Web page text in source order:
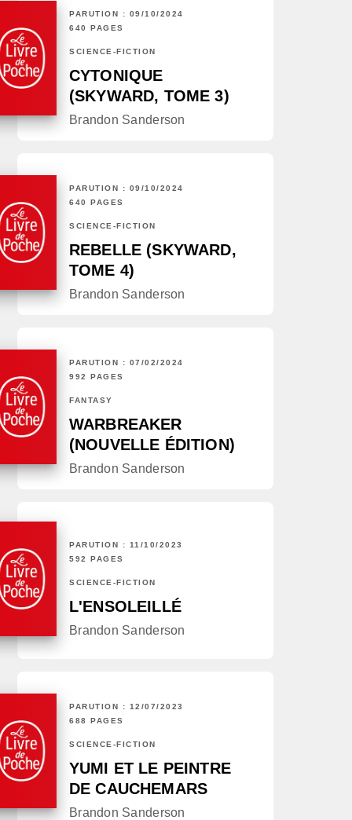
PARUTION : 09/10/2024
640 PAGES
SCIENCE-FICTION
CYTONIQUE
(SKYWARD, TOME 3)
Brandon Sanderson
PARUTION : 09/10/2024
640 PAGES
SCIENCE-FICTION
REBELLE (SKYWARD,
TOME 4)
Brandon Sanderson
PARUTION : 07/02/2024
992 PAGES
FANTASY
WARBREAKER
(NOUVELLE ÉDITION)
Brandon Sanderson
PARUTION : 11/10/2023
592 PAGES
SCIENCE-FICTION
L'ENSOLEILLÉ
Brandon Sanderson
PARUTION : 12/07/2023
688 PAGES
SCIENCE-FICTION
YUMI ET LE PEINTRE
DE CAUCHEMARS
Brandon Sanderson